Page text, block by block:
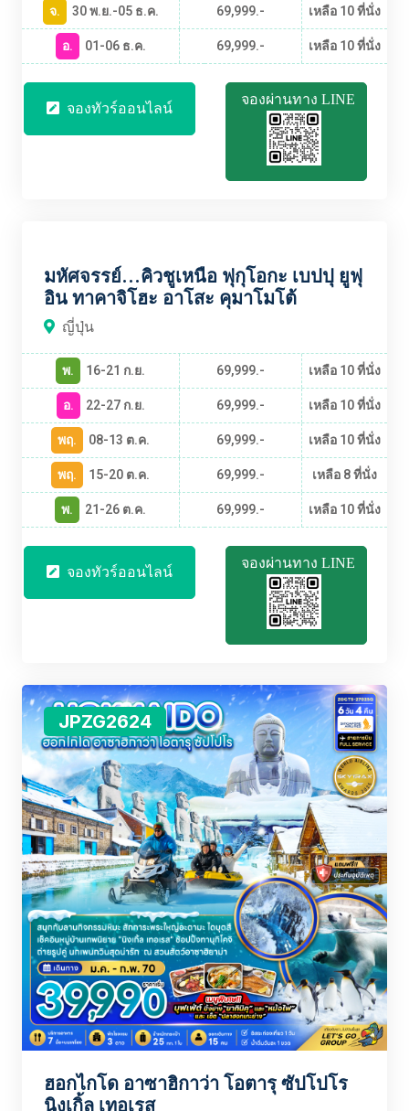
จ.
30 พ.ย.-05 ธ.ค. 69,999.-
เหลือ 10 ที่นั่ง
อ.
01-06 ธ.ค. 69,999.- เหลือ 10 ที่นั่ง
จองทัวร์ออนไลน์ จองผ่านทาง LINE
มหัศจรรย์...คิวชูเหนือ ฟุกุโอกะ เบปปุ ยูฟุ
อิน ทาคาจิโฮะ อาโสะ คุมาโมโต้
ญี่ปุ่น
พ. 16-21 ก.ย. 69,999.-
เหลือ 10 ที่นั่ง
อ.
22-27 ก.ย. 69,999.-
เหลือ 10 ที่นั่ง
พฤ.
08-13 ต.ค. 69,999.-
เหลือ 10 ที่นั่ง
พฤ.
15-20 ต.ค. 69,999.-
เหลือ 8 ที่นั่ง
พ.
21-26 ต.ค. 69,999.- เหลือ 10 ที่นั่ง
จองทัวร์ออนไลน์ จองผ่านทาง LINE
JPZG2624
ฮอกไกโด อาซาฮิกาว่า โอตารุ ซัปโปโร
นิงเกิ้ล เทอเรส